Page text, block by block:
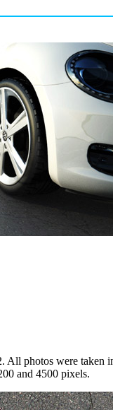
photos were
and 4500 pixels.